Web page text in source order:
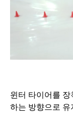
윈터 타이어를
하는 방향으로 유